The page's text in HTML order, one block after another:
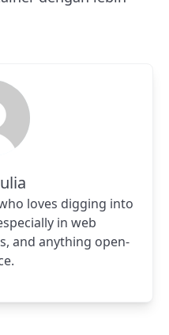
loves digging into
in web
and anything open-